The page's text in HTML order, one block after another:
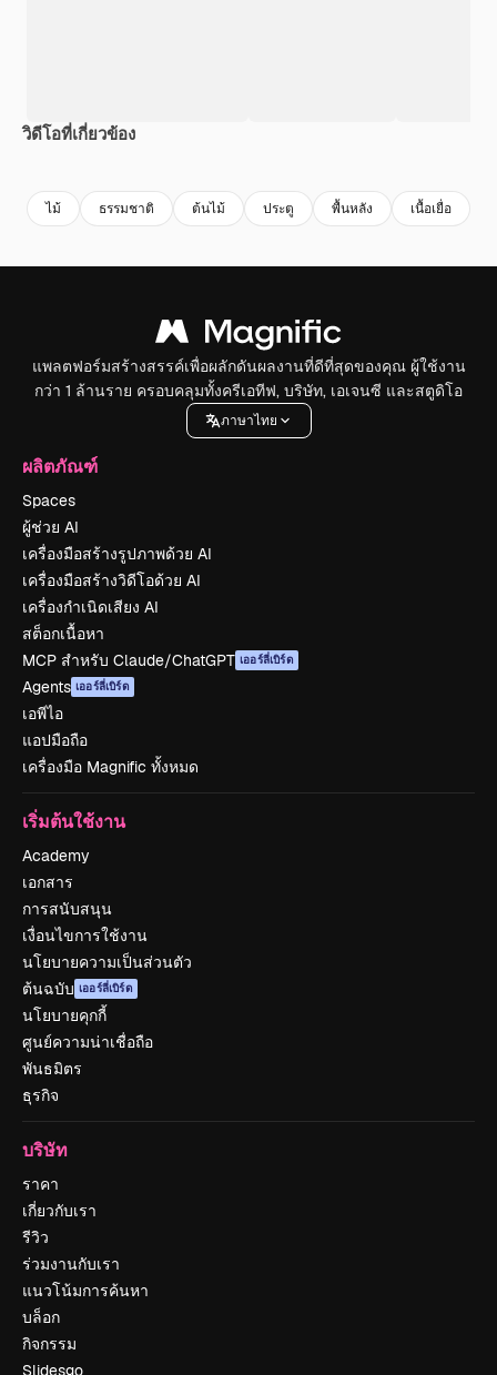
วิดีโอที่เกี่ยวข้อง
ไม้ ธรรมชาติ ต้นไม้ ประตู พื้นหลัง เนื้อเยื่อ
แพลตฟอร์มสร้างสรรค์เพื่อผลักดันผลงานที่ดีที่สุดของคุณ ผู้ใช้งาน
กว่า 1 ล้านราย ครอบคลุมทั้งครีเอทีฟ, บริษัท, เอเจนซี และสตูดิโอ
ภาษาไทย
ผลิตภัณฑ์
Spaces
ผู้ช่วย AI
เครื่องมือสร้างรูปภาพด้วย AI
เครื่องมือสร้างวิดีโอด้วย AI
เครื่องกำเนิดเสียง AI
สต็อกเนื้อหา
MCP สำหรับ Claude/ChatGPT เออร์ลี่เบิร์ด
Agents เออร์ลี่เบิร์ด
เอพีไอ
แอปมือถือ
เครื่องมือ Magnific ทั้งหมด
เริ่มต้นใช้งาน
Academy
เอกสาร
การสนับสนุน
เงื่อนไขการใช้งาน
นโยบายความเป็นส่วนตัว
ต้นฉบับ เออร์ลี่เบิร์ด
นโยบายคุกกี้
ศูนย์ความน่าเชื่อถือ
พันธมิตร
ธุรกิจ
บริษัท
ราคา
เกี่ยวกับเรา
รีวิว
ร่วมงานกับเรา
แนวโน้มการค้นหา
บล็อก
กิจกรรม
Slidesgo